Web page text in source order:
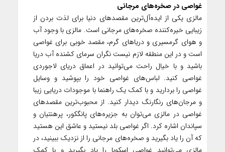
غواصی در صخره‌های مرجانی
مالزی یکی از ایده‌آل‌ترین مقصدهای دنیا برای لذت بردن از
زیبایی خیره‌کننده صخره‌های مرجانی است. مالزی با وجود آب
و هوای گرمسیری و دریاهای گرم، مقصد خوبی برای غواصی
است و در این منطقه لازم نیست نگران سرمای کشنده آب دریا
باشید و با خیال راحت می‌توانید در اعماق دریای لاجوردی
غواصی کنید. لباس‌های غواصی خود را بپوشید و وسایل
غواصی را بردارید و با کمک یک راهنما با موجودات دریایی زیبا
و مرجان‌های رنگارنگ دیدار کنید. از محبوب‌ترین مقصدهای
غواصی در مالزی می‌توان به جزیره‌های پانگکور، پرهنتیان و
سپاندان اشاره کرد. اگر غواصی بلد نیستید و عاشق این هستید
که آن را یاد بگیرید و صخره‌های مرجانی را از نزدیک ببینید، در